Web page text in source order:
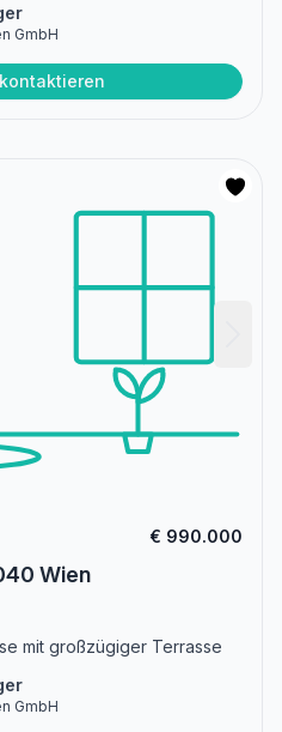
GmbH
€ 990.000
Wien
mit großzügiger Terrasse
GmbH